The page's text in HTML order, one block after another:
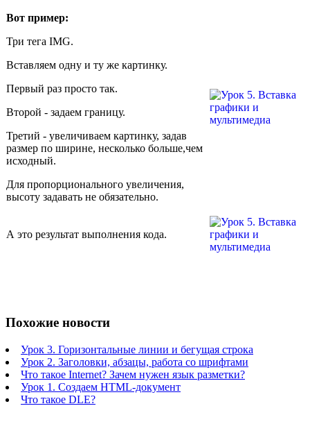
Вот пример:
Три тега IMG.
Вставляем одну и ту же картинку.
Первый раз просто так.
Второй - задаем границу.
Третий - увеличиваем картинку, задав
размер по ширине, несколько больше,чем
исходный.
Для пропорционального увеличения,
высоту задавать не обязательно.
А это результат выполнения кода.
Похожие новости
Урок 3. Горизонтальные линии и бегущая строка
Урок 2. Заголовки, абзацы, работа со шрифтами
Что такое Internet? Зачем нужен язык разметки?
Урок 1. Создаем HTML-документ
Что такое DLE?